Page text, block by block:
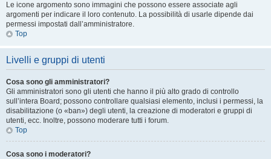
Le icone argomento sono immagini che possono essere associate agli
argomenti per indicare il loro contenuto. La possibilità di usarle dipende dai
permessi impostati dall’amministratore.
Top
Livelli e gruppi di utenti
Cosa sono gli amministratori?
Gli amministratori sono gli utenti che hanno il più alto grado di controllo
sull’intera Board; possono controllare qualsiasi elemento, inclusi i permessi, la
disabilitazione (o «ban») degli utenti, la creazione di moderatori e gruppi di
utenti, ecc. Inoltre, possono moderare tutti i forum.
Top
Cosa sono i moderatori?